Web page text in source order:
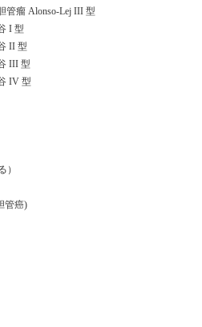
管瘤 Alonso-Lej III 型
I 型
II 型
III 型
IV 型
）
管癌)